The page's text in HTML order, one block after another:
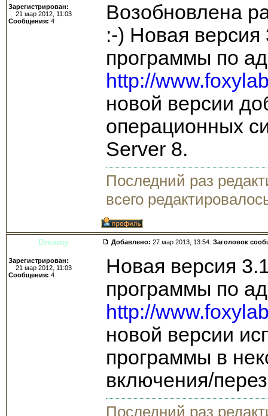
Зарегистрирован:
21 мар 2012, 11:03
Сообщения: 4
Возобновлена
:-) Новая версия
программы по
http://
новой версии
операционных
Server 8.
Последний раз
всего
Dreamy Добавлено: 27 мар 2013, 13:54. Заголовок
Зарегистрирован:
21 мар 2012, 11:03
Сообщения: 4
Новая версия
программы по
http://
новой версии
программы в
включения/
Последний раз